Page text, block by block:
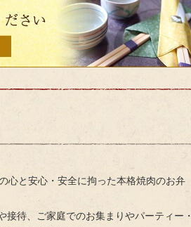
心と安心・安全に拘った本格焼肉のお弁
接待、ご家庭でのお集まりやパーティー・